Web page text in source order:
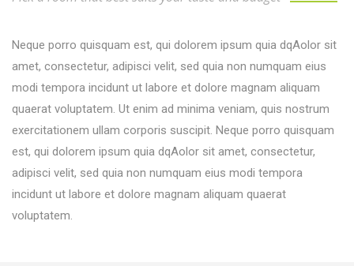
Neque porro quisquam est, qui dolorem ipsum quia dqAolor sit
amet, consectetur, adipisci velit, sed quia non numquam eius
modi tempora incidunt ut labore et dolore magnam aliquam
quaerat voluptatem. Ut enim ad minima veniam, quis nostrum
exercitationem ullam corporis suscipit. Neque porro quisquam
est, qui dolorem ipsum quia dqAolor sit amet, consectetur,
adipisci velit, sed quia non numquam eius modi tempora
incidunt ut labore et dolore magnam aliquam quaerat
voluptatem.